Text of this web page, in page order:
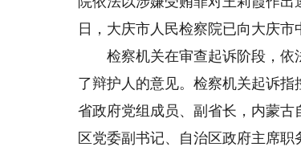
日，大庆市人民检察院已向大庆市
检察机关在审查起诉阶段，依
了辩护人的意见。检察机关起诉
省政府党组成员、副省长，内蒙
区党委副书记、自治区政府主席